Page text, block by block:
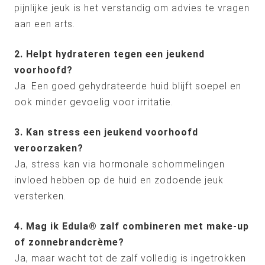
pijnlijke jeuk is het verstandig om advies te vragen
aan een arts.
2. Helpt hydrateren tegen een jeukend
voorhoofd?
Ja. Een goed gehydrateerde huid blijft soepel en
ook minder gevoelig voor irritatie.
3. Kan stress een jeukend voorhoofd
veroorzaken?
Ja, stress kan via hormonale schommelingen
invloed hebben op de huid en zodoende jeuk
versterken.
4. Mag ik Edula® zalf combineren met make-up
of zonnebrandcrème?
Ja, maar wacht tot de zalf volledig is ingetrokken